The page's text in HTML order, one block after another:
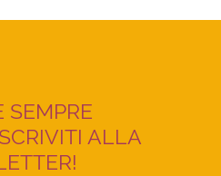
SEMPRE
ALLA